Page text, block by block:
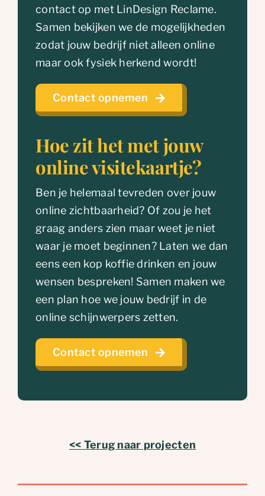
contact op met LinDesign Reclame.
Samen bekijken we de mogelijkheden
zodat jouw bedrijf niet alleen online
maar ook fysiek herkend wordt!
Contact opnemen
Hoe zit het met jouw
online visitekaartje?
Ben je helemaal tevreden over jouw
online zichtbaarheid? Of zou je het
graag anders zien maar weet je niet
waar je moet beginnen? Laten we dan
eens een kop koffie drinken en jouw
wensen bespreken! Samen maken we
een plan hoe we jouw bedrijf in de
online schijnwerpers zetten.
Contact opnemen
<< Terug naar projecten